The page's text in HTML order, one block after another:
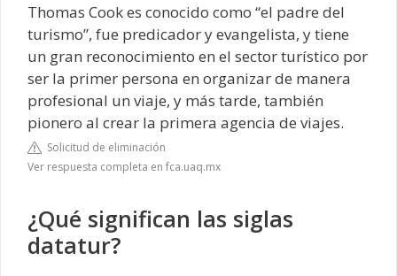
Thomas Cook es conocido como “el padre del
turismo”, fue predicador y evangelista, y tiene
un gran reconocimiento en el sector turístico por
ser la primer persona en organizar de manera
profesional un viaje, y más tarde, también
pionero al crear la primera agencia de viajes.
Solicitud de eliminación
Ver respuesta completa en fca.uaq.mx
¿Qué significan las siglas
datatur?